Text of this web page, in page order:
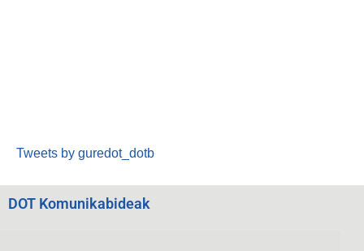
Tweets by guredot_dotb
DOT Komunikabideak